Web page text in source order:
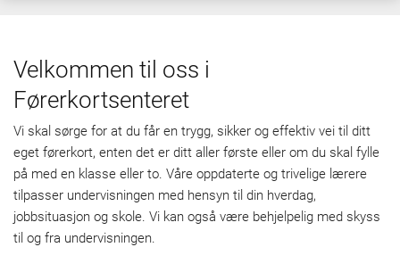
Velkommen til oss i
Førerkortsenteret
Vi skal sørge for at du får en trygg, sikker og effektiv vei til ditt
eget førerkort, enten det er ditt aller første eller om du skal fylle
på med en klasse eller to. Våre oppdaterte og trivelige lærere
tilpasser undervisningen med hensyn til din hverdag,
jobbsituasjon og skole. Vi kan også være behjelpelig med skyss
til og fra undervisningen.